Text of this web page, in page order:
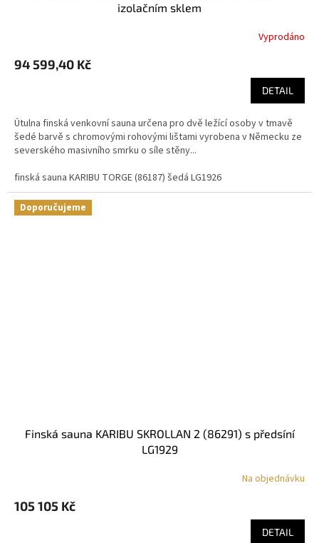
izolačním sklem
Vyprodáno
94 599,40 Kč
DETAIL
Útulna finská venkovní sauna určena pro dvě ležící osoby v tmavě
šedé barvě s chromovými rohovými lištami vyrobena v Německu ze
severského masivního smrku o síle stěny...
finská sauna KARIBU TORGE (86187) šedá LG1926
Doporučujeme
finská sauna KARIBU SKROLLAN 2 (86291) s předsíní
LG1929
Na objednávku
105 105 Kč
DETAIL